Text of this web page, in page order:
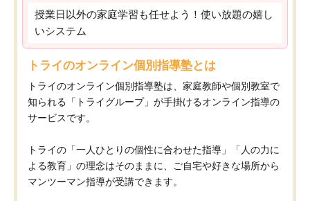
授業日以外の家庭学習も任せよう！使い放題の嬉し
いシステム
トライのオンライン個別指導塾とは
トライのオンライン個別指導塾は、家庭教師や個別教室で
知られる「トライグループ」が手掛けるオンライン指導の
サービスです。
トライの「一人ひとりの個性に合わせた指導」「人の力に
よる教育」の理念はそのままに、ご自宅や好きな場所から
マンツーマン指導が受講できます。